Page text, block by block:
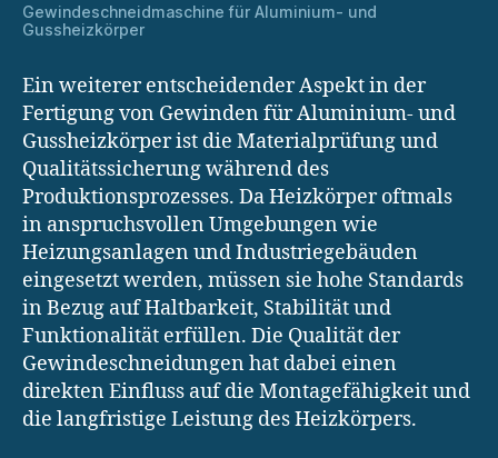
Gewindeschneidmaschine für Aluminium- und
Gussheizkörper
Ein weiterer entscheidender Aspekt in der
Fertigung von Gewinden für Aluminium- und
Gussheizkörper ist die Materialprüfung und
Qualitätssicherung während des
Produktionsprozesses. Da Heizkörper oftmals
in anspruchsvollen Umgebungen wie
Heizungsanlagen und Industriegebäuden
eingesetzt werden, müssen sie hohe Standards
in Bezug auf Haltbarkeit, Stabilität und
Funktionalität erfüllen. Die Qualität der
Gewindeschneidungen hat dabei einen
direkten Einfluss auf die Montagefähigkeit und
die langfristige Leistung des Heizkörpers.